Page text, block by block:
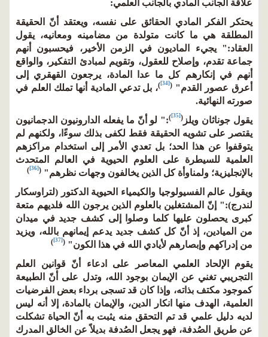
علاقة الجانب المادي بالجانب العلمي:
يحتكر الفكر المادي الحقائق على نفسه، ويعتقد أنّ الحقيقة
المطلقة هي ما كانت متولدة من مضامينه ومعانيه، يقول
العقاد:" يجيء الماديون في الزمن الأخير، فيحسبون أنهم
جماعة تقدم، وإصلاح للعقول، وتقويم لمبادئ التفكير، والواقع
أنهم في إنكارهم كل ما عدا المادة، يرجعون القهقري إلى
أعرق عصور القدم" (
[34]
)، بل تدعي المادية أنها تملك العلم في
صورته النهائية.
يقول جوناثان ويلز (
[35]
):" لو أنّ ما يفعله الدارونيون الدجمانيون
يقتصر على تشويه الحقيقة فقط لكفى بذلك سوءًا، ولكنهم لم
يتوقفوا عن هذا الحد؛ بل تعدي الأمر إلى استخدام مراكزهم
العلمية للسيطرة على العلوم الحيوية في العالم المتحدث
بالإنجليزية؛ ولمناوأة كل الذين يخالفون وجهات نظرهم" (
[36]
)
ويقول عالم الفسيولوجيا والكيمياء الحيوية الدكتور (لتراوسكار
لندرج):" إنّ المشتغلين بالعلوم الذين يرجون الله فلديهم متعة
كبرى يحصلون عليها كلما وصلوا إلى كشف جديد في ميدان
من الميادين، إذ أنّ كل كشف جديد يدعم إيمانهم بالله، ويزيد
من إدراكهم وإبصارهم لأيادي الله في هذا الكون" (
[37]
)
يقوم الإلحاد العلمي المعاصر على ادعاء أنّ قوانين العلم
التجريبي تغني عن الإيمان بوجود الله، وتدل على أنّ الطبيعة
كموجود مكتف بذاته، وإذا كان قد تسجى برداء بعض الفرضيات
العلمية، الهدف منها انكار الدين، والإيمان بالمادة، إلا أنه ليس
لديه دليل علمي قد تم التحقق منه يثبت به أنّ الحياة تشكلت
عن طريق الصُدفة، فهو يجعل الصُدفة بديلاً عن الخالق المدرك